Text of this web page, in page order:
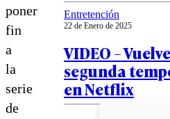
poner
fin
a
la
serie
de
Entretención
22 de Enero de 2025
VIDEO –
segunda
en Netflix